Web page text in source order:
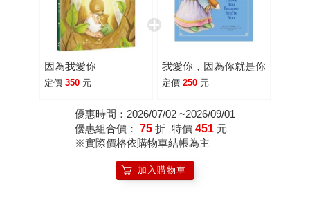
因為我愛你
定價 350 元
我愛你，因為你就是你
定價 250 元
優惠時間：2026/07/02 ~2026/09/01
優惠組合價： 75 折 特價 451 元
※實際價格依購物車結帳為主
加入購物車